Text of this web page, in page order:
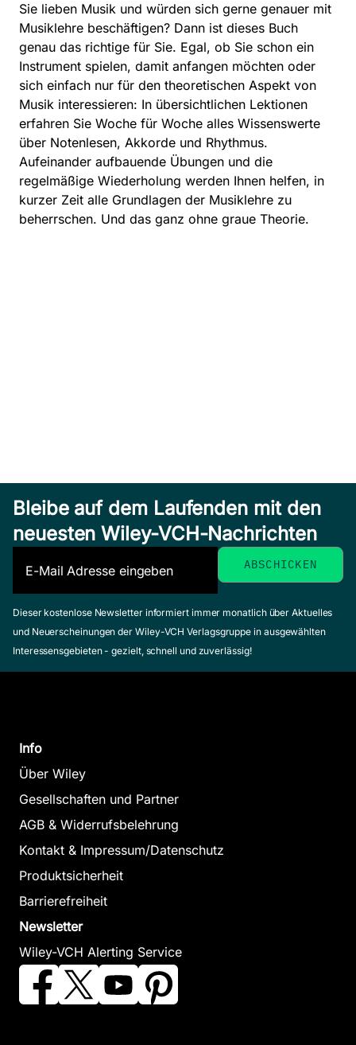
Sie lieben Musik und würden sich gerne genauer mit
Musiklehre beschäftigen? Dann ist dieses Buch
genau das richtige für Sie. Egal, ob Sie schon ein
Instrument spielen, damit anfangen möchten oder
sich einfach nur für den theoretischen Aspekt von
Musik interessieren: In übersichtlichen Lektionen
erfahren Sie Woche für Woche alles Wissenswerte
über Notenlesen, Akkorde und Rhythmus.
Aufeinander aufbauende Übungen und die
regelmäßige Wiederholung werden Ihnen helfen, in
kurzer Zeit alle Grundlagen der Musiklehre zu
beherrschen. Und das ganz ohne graue Theorie.
Bleibe auf dem Laufenden mit den
neuesten Wiley-VCH-Nachrichten
Dieser kostenlose Newsletter informiert immer monatlich über Aktuelles
und Neuerscheinungen der Wiley-VCH Verlagsgruppe in ausgewählten
Interessensgebieten - gezielt, schnell und zuverlässig!
Info
Über Wiley
Gesellschaften und Partner
AGB & Widerrufsbelehrung
Kontakt & Impressum/Datenschutz
Produktsicherheit
Barrierefreiheit
Newsletter
Wiley-VCH Alerting Service